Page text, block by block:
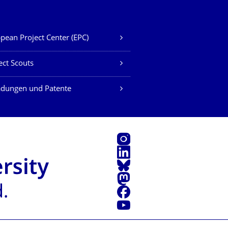
Project Center (EPC)
Scouts
und Patente
Instagram
LinkedIn
Bluesky
Mastodon
Facebook
Youtube